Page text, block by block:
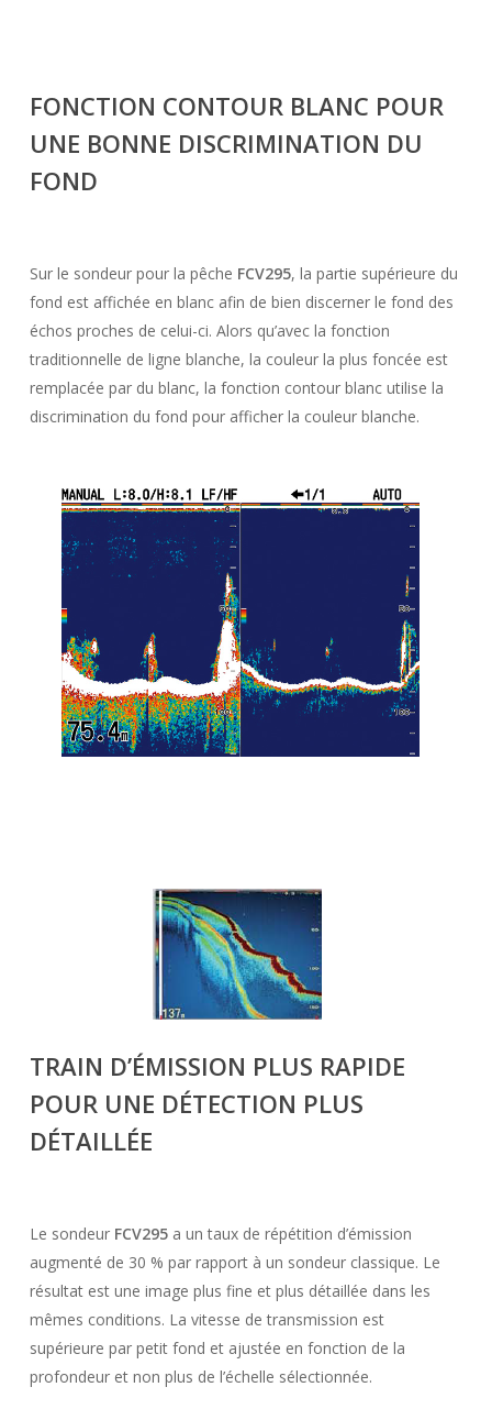
FONCTION CONTOUR BLANC POUR
UNE BONNE DISCRIMINATION DU
FOND
Sur le sondeur pour la pêche FCV295, la partie supérieure du
fond est affichée en blanc afin de bien discerner le fond des
échos proches de celui-ci. Alors qu’avec la fonction
traditionnelle de ligne blanche, la couleur la plus foncée est
remplacée par du blanc, la fonction contour blanc utilise la
discrimination du fond pour afficher la couleur blanche.
TRAIN D’ÉMISSION PLUS RAPIDE
POUR UNE DÉTECTION PLUS
DÉTAILLÉE
Le sondeur FCV295 a un taux de répétition d’émission
augmenté de 30 % par rapport à un sondeur classique. Le
résultat est une image plus fine et plus détaillée dans les
mêmes conditions. La vitesse de transmission est
supérieure par petit fond et ajustée en fonction de la
profondeur et non plus de l’échelle sélectionnée.